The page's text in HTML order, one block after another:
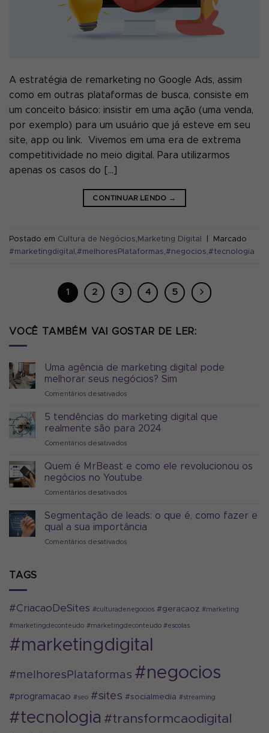
A estratégia de remarketing no Google Ads, assim
como em outras plataformas de busca, consiste em
um conceito básico: insistir em uma ação (uma venda,
por exemplo) para um usuário que já esteve em seu
site, app ou link. Vivemos em uma era de extrema
competitividade no meio digital. Para utilizarmos
apenas os casos do […]
CONTINUAR LENDO →
Postado em Cultura de Negócios, Marketing Digital
Marcado
#marketingdigital ,#melhoresPlataformas,#negocios,#tecnologia
1 2 3 4 5
VOCÊ TAMBÉM VAI GOSTAR DE LER:
Uma agência de marketing digital pode
melhorar seus negócios? Sim
Comentários desativados
agência
melhorar
seus
5 tendências do marketing digital que
realmente são para 2024
Comentários desativados
tendências
do
realmente
são
Quem é MrBeast e como ele revolucionou os
negócios no Youtube
Comentários desativados
é
MrBeast
Segmentação de leads: o que é, como fazer e
qual a sua importância
Comentários desativados
como
fazer
qual
a
importância
TAGS
#CriacaoDeSites #culturadenegocios #geracaoz #marketing
#marketingdeconteudo #marketingdeconteudo #escolas
#marketingdigital
#melhoresPlataformas #negocios
#programacao #seo #sites #socialmedia #streaming
#tecnologia #transformcaodigital